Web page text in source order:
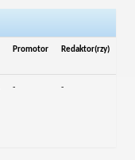
Promotor Redaktor(rzy)
- -